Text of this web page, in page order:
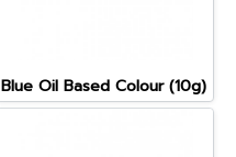
Blue Oil Based Colour (10g)